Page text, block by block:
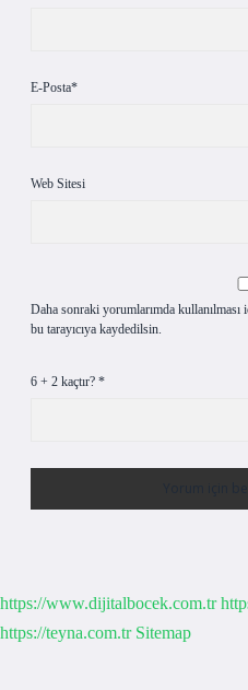
E-Posta*
Web Sitesi
Daha sonraki yorumlarımda kullanılması
bu tarayıcıya kaydedilsin.
6 + 2 kaçtır? *
https://www.dijitalbocek.com.tr
https://teyna.com.tr Sitemap